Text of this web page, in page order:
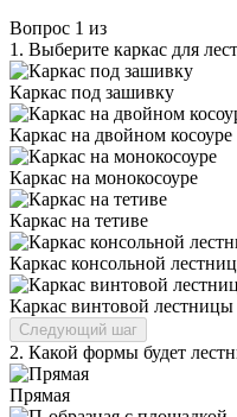
Вопрос 1 из
1. Выберите каркас для
Каркас под зашивку
Каркас на двойном косоуре
Каркас на монокосоуре
Каркас на тетиве
Каркас консольной
Каркас винтовой лестницы
Следующий шаг
2. Какой формы будет
Прямая